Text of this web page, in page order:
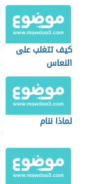
كيف تتغلب على
النعاس
لماذا ننام